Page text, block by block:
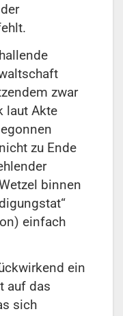
zwar
laut Akte
zu Ende
binnen
einfach
ein
auf das
sich